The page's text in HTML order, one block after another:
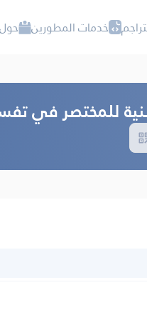
خدمات المطورين
للمختصر في